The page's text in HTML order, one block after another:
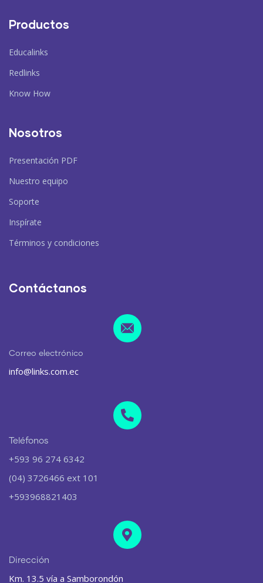
Productos
Educalinks
Redlinks
Know How
Nosotros
Presentación PDF
Nuestro equipo
Soporte
Inspírate
Términos y condiciones
Contáctanos
Correo electrónico
info@links.com.ec
Teléfonos
+593 96 274 6342
(04) 3726466 ext 101
+593968821403
Dirección
Km. 13.5 vía a Samborondón